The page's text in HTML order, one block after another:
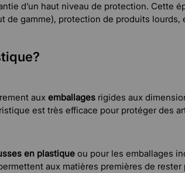
d’un haut niveau de protection. Cette
de gamme), protection de produits
aux emballages rigides aux
est très efficace pour protéger des
en plastique ou pour les emballages
aux matières premières de